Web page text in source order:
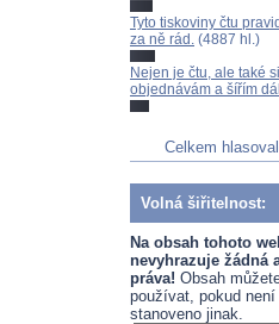
Tyto tiskoviny čtu
za ně rád. (4887 hl.)
Nejen je čtu, ale také
objednávám a šířím
Celkem
Volná šiřitelnost:
Na obsah tohoto
nevyhrazuje žádná
práva! Obsah
používat, pokud není
stanoveno jinak.